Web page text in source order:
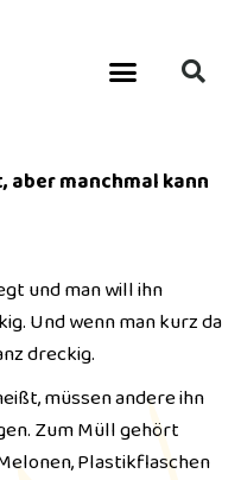
aber manchmal kann
und man will ihn
Und wenn man kurz da
dreckig.
müssen andere ihn
Zum Müll gehört
Plastikflaschen